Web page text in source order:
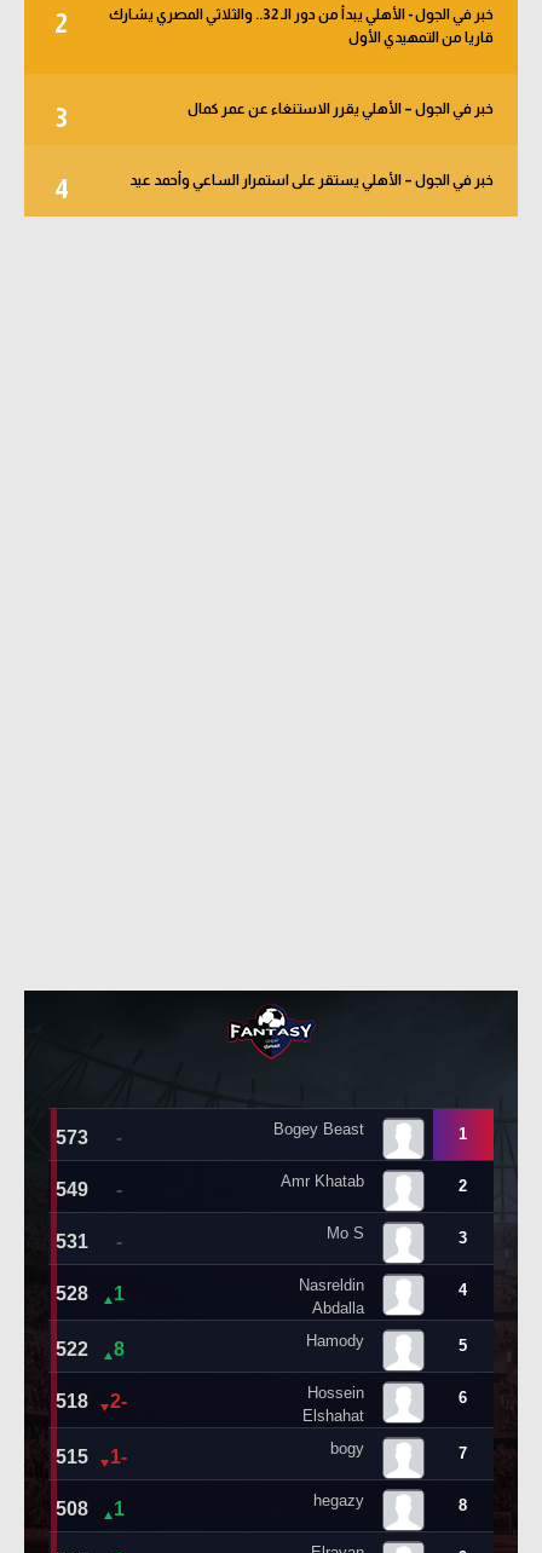
2
خبر في الجول - الأهلي يبدأ من دور الـ 32.. والثلاثي المصري يشارك
قاريا من التمهيدي الأول
3 خبر في الجول – الأهلي يقرر الاستنغاء عن عمر كمال
4 خبر في الجول – الأهلي يستقر على استمرار الساعي وأحمد عيد